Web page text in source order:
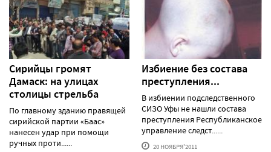
Сирийцы громят
Дамаск: на улицах
столицы стрельба
По главному зданию правящей
сирийской партии «Баас»
нанесен удар при помощи
ручных проти......
Избиение без состава
преступления...
В избиении подследственного
СИЗО Уфы не нашли состава
преступления Республиканское
управление следст......
20 НОЯБРЯ'2011